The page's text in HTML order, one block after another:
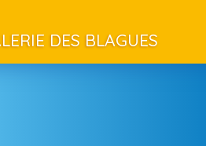
DES BLAGUES